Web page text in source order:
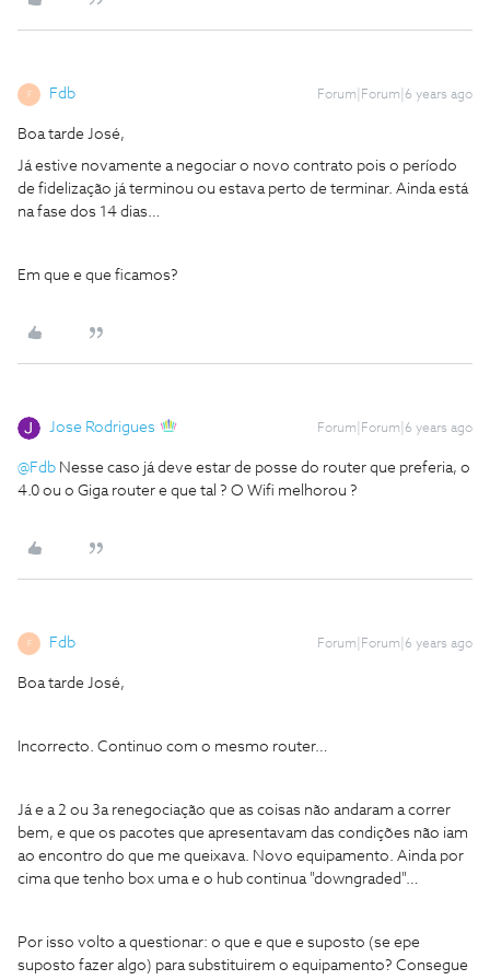
F Fdb Forum|Forum|6 years ago
Boa tarde José,
Já estive novamente a negociar o novo contrato pois o período
de fidelização já terminou ou estava perto de terminar. Ainda está
na fase dos 14 dias…
Em que e que ficamos?
Jose Rodrigues Forum|Forum|6 years ago
@Fdb Nesse caso já deve estar de posse do router que preferia, o
4.0 ou o Giga router e que tal ? O Wifi melhorou ?
F Fdb Forum|Forum|6 years ago
Boa tarde José,
Incorrecto. Continuo com o mesmo router…
Já e a 2 ou 3a renegociação que as coisas não andaram a correr
bem, e que os pacotes que apresentavam das condições não iam
ao encontro do que me queixava. Novo equipamento. Ainda por
cima que tenho box uma e o hub continua "downgraded"…
Por isso volto a questionar: o que e que e suposto (se epe
suposto fazer algo) para substituirem o equipamento? Consegue